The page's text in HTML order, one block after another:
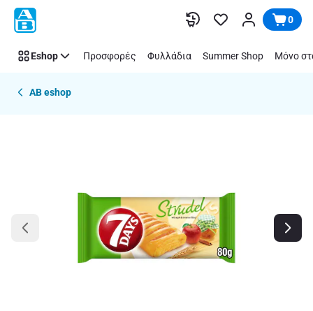
Παράλειψη 0
Eshop Προσφορές Φυλλάδια Summer Shop Μόνο
AB eshop